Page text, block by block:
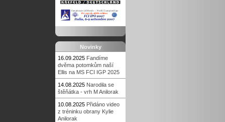
Novinky
16.09.2025 Fandíme
dvěma potomkům naší
Ellis na MS FCI IGP 2025
14.08.2025 Narodila se
štěňátka - vrh M Anilorak
10.08.2025 Přidáno video
z tréninku obrany Kylie
Anilorak